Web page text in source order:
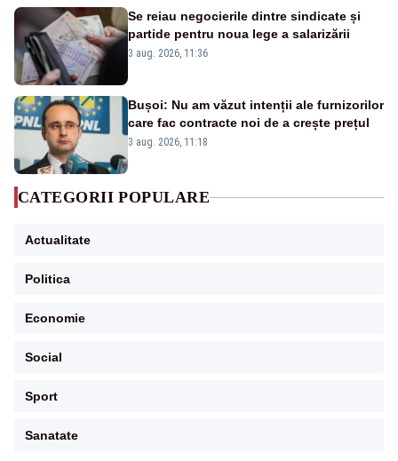
Se reiau negocierile dintre sindicate și
partide pentru noua lege a salarizării
3 aug. 2026, 11:36
Bușoi: Nu am văzut intenții ale furnizorilor
care fac contracte noi de a crește prețul
3 aug. 2026, 11:18
CATEGORII POPULARE
Actualitate
Politica
Economie
Social
Sport
Sanatate